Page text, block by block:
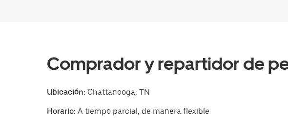
Comprador y repartidor de
Ubicación: Chattanooga, TN
Horario: A tiempo parcial, de manera flexible